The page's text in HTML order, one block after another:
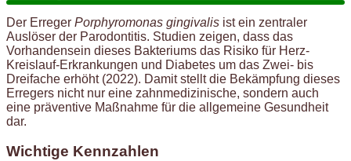
Der Erreger Porphyromonas gingivalis ist ein zentraler
Auslöser der Parodontitis. Studien zeigen, dass das
Vorhandensein dieses Bakteriums das Risiko für Herz-
Kreislauf-Erkrankungen und Diabetes um das Zwei- bis
Dreifache erhöht (2022). Damit stellt die Bekämpfung dieses
Erregers nicht nur eine zahnmedizinische, sondern auch
eine präventive Maßnahme für die allgemeine Gesundheit
dar.
Wichtige Kennzahlen